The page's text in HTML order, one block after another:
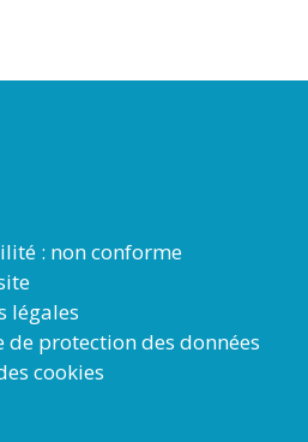
: non conforme
légales
de protection des données
cookies